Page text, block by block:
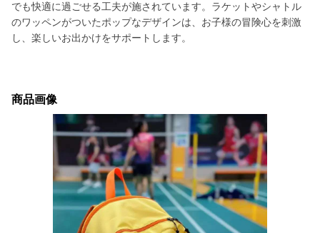
でも快適に過ごせる工夫が施されています。ラケットやシャトル
のワッペンがついたポップなデザインは、お子様の冒険心を刺激
し、楽しいお出かけをサポートします。
商品画像